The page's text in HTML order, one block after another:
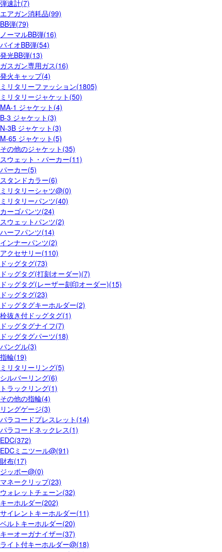
弾速計(7)
エアガン消耗品(99)
BB弾(79)
ノーマルBB弾(16)
バイオBB弾(54)
発光BB弾(13)
ガスガン専用ガス(16)
発火キャップ(4)
ミリタリーファッション(1805)
ミリタリージャケット(50)
MA-1 ジャケット(4)
B-3 ジャケット(3)
N-3B ジャケット(3)
M-65 ジャケット(5)
その他のジャケット(35)
スウェット・パーカー(11)
パーカー(5)
スタンドカラー(6)
ミリタリーシャツ@(0)
ミリタリーパンツ(40)
カーゴパンツ(24)
スウェットパンツ(2)
ハーフパンツ(14)
インナーパンツ(2)
アクセサリー(110)
ドッグタグ(73)
ドッグタグ(打刻オーダー)(7)
ドッグタグ(レーザー刻印オーダー)(15)
ドッグタグ(23)
ドッグタグキーホルダー(2)
栓抜き付ドッグタグ(1)
ドッグタグナイフ(7)
ドッグタグパーツ(18)
バングル(3)
指輪(19)
ミリタリーリング(5)
シルバーリング(6)
トラックリング(1)
その他の指輪(4)
リングゲージ(3)
パラコードブレスレット(14)
パラコードネックレス(1)
EDC(372)
EDCミニツール@(91)
財布(17)
ジッポー@(0)
マネークリップ(23)
ウォレットチェーン(32)
キーホルダー(202)
サイレントキーホルダー(11)
ベルトキーホルダー(20)
キーオーガナイザー(37)
ライト付キーホルダー@(18)